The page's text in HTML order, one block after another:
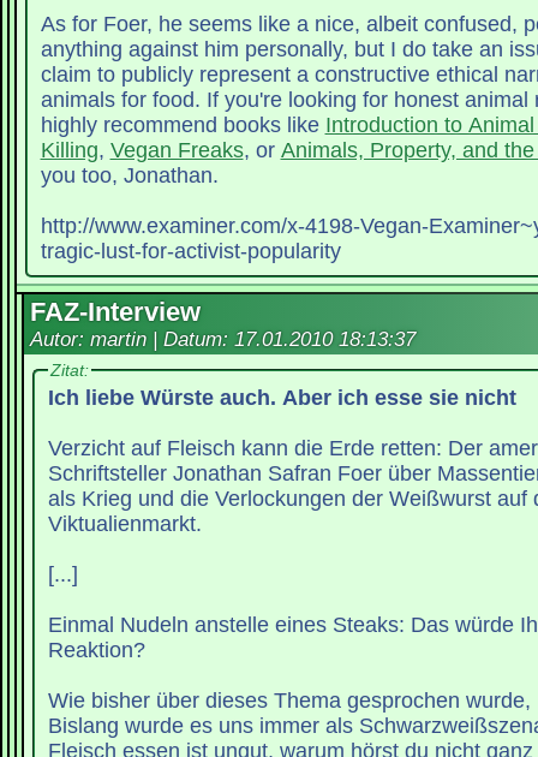
As for Foer, he seems like a nice, albeit confused, person. I
anything against him personally, but I do take an
claim to publicly represent a constructive ethical
animals for food. If you're looking for honest animal rights reading, I
highly recommend books like Introduction to
Killing, Vegan Freaks, or Animals, Property, and
you too, Jonathan.
http://www.examiner.com/x-4198-Vegan-
tragic-lust-for-activist-popularity
FAZ-Interview
Autor: martin | Datum: 17.01.2010 18:13:37
Zitat:
Ich liebe Würste auch. Aber ich esse sie nicht
Verzicht auf Fleisch kann die Erde retten: Der
Schriftsteller Jonathan Safran Foer über
als Krieg und die Verlockungen der Weißwurst auf
Viktualienmarkt.
[...]
Einmal Nudeln anstelle eines Steaks: Das würde
Reaktion?
Wie bisher über dieses Thema gesprochen
Bislang wurde es uns immer als
Fleisch essen ist ungut, warum hörst du nicht